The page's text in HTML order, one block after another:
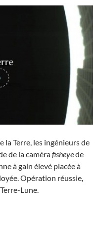
la Terre, les ingénieurs de
de la camérafisheyede
à gain élevé placée à
Opération réussie,
Lune.
Mars, un Cubesat